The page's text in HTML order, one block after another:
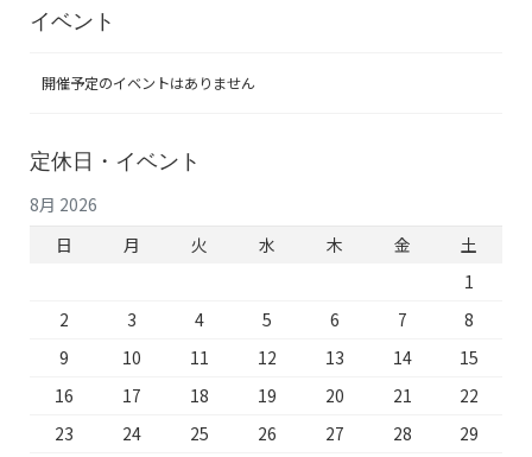
イベント
開催予定のイベントはありません
定休日・イベント
8月 2026
日
月 火 水 木 金
土
1
2
3 4 5 6 7
8
9
10 11 12 13 14
15
16
17 18 19 20 21
22
23
24 25 26 27 28
29